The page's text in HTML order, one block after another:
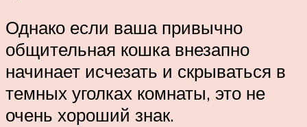
Однако если ваша привычно
общительная кошка внезапно
начинает исчезать и скрываться в
темных уголках комнаты, это не
очень хороший знак.